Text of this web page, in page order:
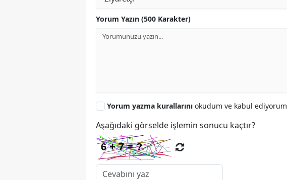
Yorum Yazın (500 Karakter)
Yorum yazma kurallarını okudum ve kabul ediyorum
Aşağıdaki görselde işlemin sonucu kaçtır?